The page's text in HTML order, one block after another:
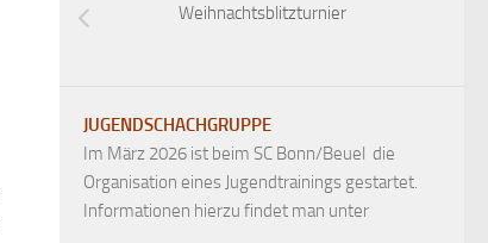
Weihnachtsblitzturnier
JUGENDSCHACHGRUPPE
Im März 2026 ist beim SC Bonn/Beuel die
Organisation eines Jugendtrainings gestartet.
Informationen hierzu findet man unter